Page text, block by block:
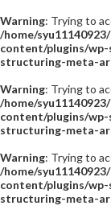
Warning: Trying to
/home/
content/plugins/
structuring-meta-
Warning: Trying to
/home/
content/plugins/
structuring-meta-
Warning: Trying to
/home/
content/plugins/
structuring-meta-